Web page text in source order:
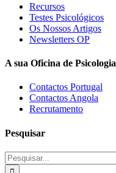
Recursos
Testes Psicológicos
Os Nossos Artigos
Newsletters OP
A sua Oficina de Psicologia
Contactos Portugal
Contactos Angola
Recrutamento
Pesquisar
Procurar
por